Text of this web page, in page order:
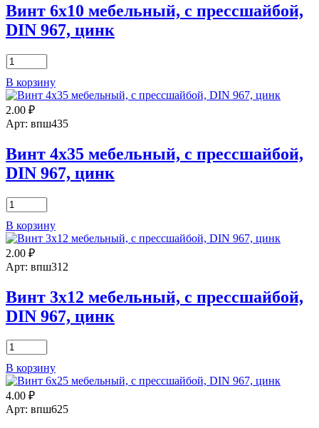
Винт 6х10 мебельный, с прессшайбой,
DIN 967, цинк
Количество
товара
Винт
6х10
мебельный,
с
DIN
967,
цинк
В корзину
2.00 ₽
Арт: впш435
Винт 4х35 мебельный, с прессшайбой,
DIN 967, цинк
Количество
товара
Винт
4х35
мебельный,
с
DIN
967,
цинк
В корзину
2.00 ₽
Арт: впш312
Винт 3х12 мебельный, с прессшайбой,
DIN 967, цинк
Количество
товара
Винт
3х12
мебельный,
с
В корзину
4.00 ₽
Арт: впш625